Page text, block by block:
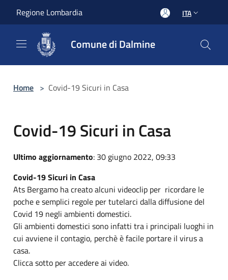
Regione Lombardia ITA
Comune di Dalmine
Home > Covid-19 Sicuri in Casa
Covid-19 Sicuri in Casa
Ultimo aggiornamento: 30 giugno 2022, 09:33
Covid-19 Sicuri in Casa
Ats Bergamo ha creato alcuni videoclip per ricordare le
poche e semplici regole per tutelarci dalla diffusione del
Covid 19 negli ambienti domestici.
Gli ambienti domestici sono infatti tra i principali luoghi in
cui avviene il contagio, perchè è facile portare il virus a
casa.
Clicca sotto per accedere ai video.